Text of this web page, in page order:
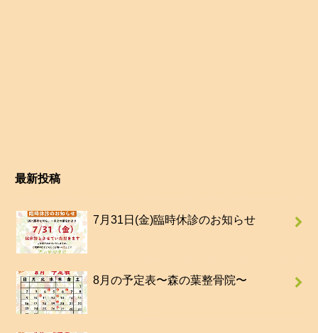
最新投稿
7月31日(金)臨時休診のお知らせ
8月の予定表〜森の葉整骨院〜